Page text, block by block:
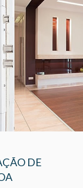
DE